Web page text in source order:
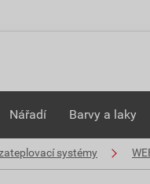
Nářadí Barvy a laky
systémy